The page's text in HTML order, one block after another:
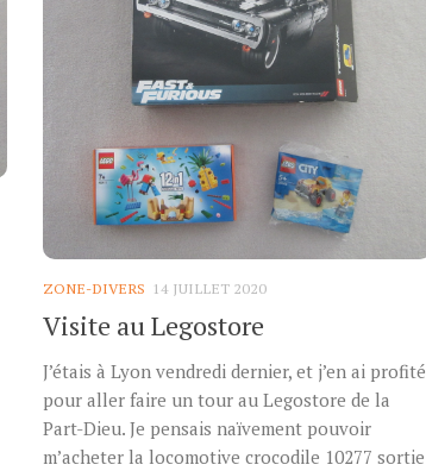
ZONE-DIVERS 14 JUILLET 2020
Visite au Legostore
J’étais à Lyon vendredi dernier, et j’en ai profité
pour aller faire un tour au Legostore de la
Part-Dieu. Je pensais naïvement pouvoir
m’acheter la locomotive crocodile 10277 sortie